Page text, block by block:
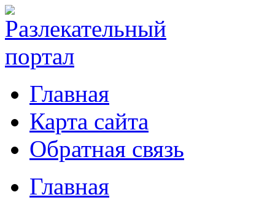
Главная
Карта сайта
Обратная связь
Главная